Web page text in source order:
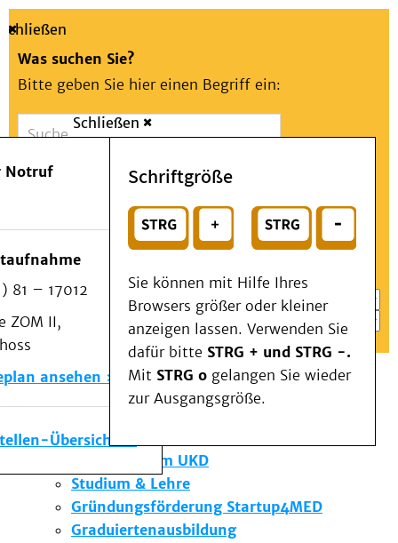
Suche
Schließen
Was suchen Sie?
Bitte geben Sie hier einen Begriff ein:
Suchen
oder
Wählen Sie ein Thema für Ihren Schnelleinstieg
Notfall
Schließen
Notruf
81 – 17012
ZOM II,
ansehen
Übersicht
Schriftgröße
Sie können mit Hilfe Ihres
Browsers größer oder kleiner
anzeigen lassen. Verwenden Sie
dafür bitte STRG + und STRG -.
Mit STRG o gelangen Sie wieder
zur Ausgangsgröße.
Menü
Patienten & Besucher
Kliniken/Institute/Zentren
Als Patient am UKD
Beratung und Unterstützung
Veranstaltungen
Kommunikation im Medizinwesen (KIM)
Notfall
Forschung & Lehre
Die Institute des UKD
Forschung am UKD
Studium & Lehre
Gründungsförderung Startup4MED
Graduiertenausbildung